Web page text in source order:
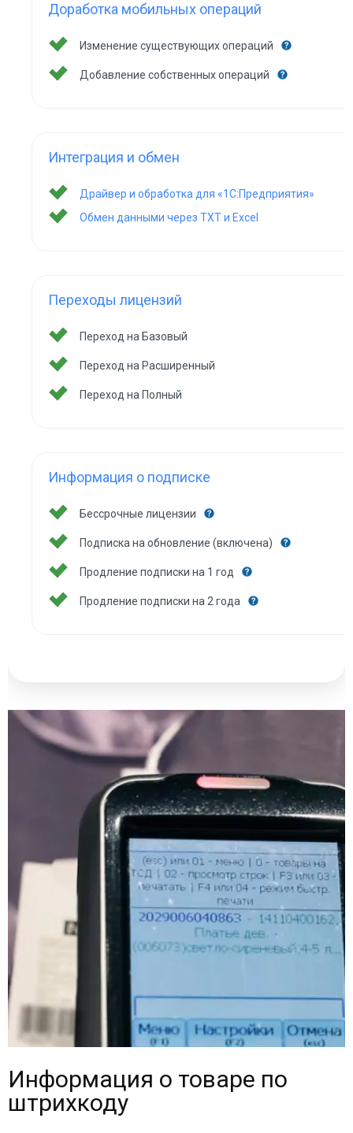
Доработка мобильных операций
Изменение существующих операций
Добавление собственных операций
Интеграция и обмен
Драйвер и обработка для «1С:Предприятия»
Обмен данными через TXT и Excel
Переходы лицензий
Переход на Базовый
Переход на Расширенный
Переход на Полный
Информация о подписке
Бессрочные лицензии
Подписка на обновление (включена)
Продление подписки на 1 год
Продление подписки на 2 года
Информация о товаре по
штрихкоду